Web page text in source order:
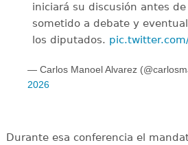
iniciará su discusión antes
sometido a debate y
los diputados.
— Carlos Manoel Alvarez
2026
Durante esa conferencia el